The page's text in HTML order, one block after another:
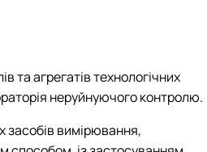
та агрегатів технологічних
неруйнуючого контролю.
засобів вимірювання,